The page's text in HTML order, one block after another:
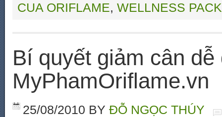
CUA ORIFLAME, WELLNESS
Bí quyết giảm cân
MyPhamOriflame.vn
25/08/2010 BY ĐỖ NGỌC THÚY